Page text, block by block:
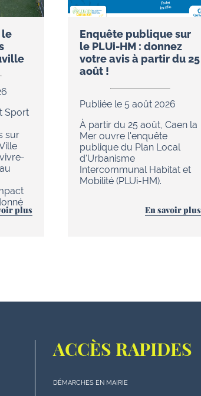
le
Sport
sur
plus
Enquête publique sur
le PLUi-HM : donnez
votre avis à partir du 25
août !
Publiée le 5 août 2026
À partir du 25 août, Caen la
Mer ouvre l'enquête
publique du Plan Local
d'Urbanisme
Intercommunal Habitat et
Mobilité (PLUi-HM).
En savoir plus
ACCÈS RAPIDES
DÉMARCHES EN MAIRIE